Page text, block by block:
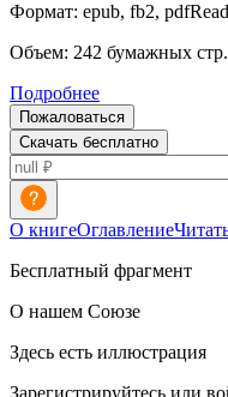
Формат: epub, fb2,
Объем: 242 бумажных стр.
Подробнее
Пожаловаться
Скачать бесплатно
О книгеОглавление
Бесплатный фрагмент
О нашем Союзе
Здесь есть иллюстрация